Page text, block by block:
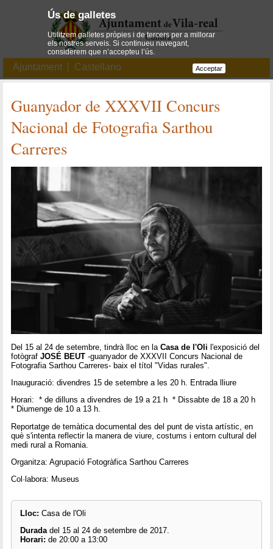
Ajuntament Castellano
Guanyador de XXXVII Concurs
Nacional de Fotografia Sarthou
Carreres
Del 15 al 24 de setembre, tindrà lloc en laCasa de l'Oli l'exposició del
fotògrafJOSÉ BEUT -guanyador de XXXVII Concurs Nacional de
Fotografia Sarthou Carreres- baix el títol "Vidas rurales".
Inauguració: divendres 15 de setembre a les 20 h. Entrada lliure
Horari: * de dilluns a divendres de 19 a 21 h * Dissabte de 18 a 20 h
* Diumenge de 10 a 13 h.
Reportatge de temàtica documental des del punt de vista artístic, en
què s'intenta reflectir la manera de viure, costums i entorn cultural del
medi rural a Romania.
Organitza: Agrupació Fotogràfica Sarthou Carreres
Col·labora: Museus
Lloc: Casa de l'Oli
Durada del 15 al 24 de setembre de 2017.
Horari: de 20:00 a 13:00
Ús de galletes
Utilitzem galletes pròpies i de tercers per a millorar
els nostres serveis. Si continueu navegant,
considerem que n’accepteu l’ús.
Acceptar